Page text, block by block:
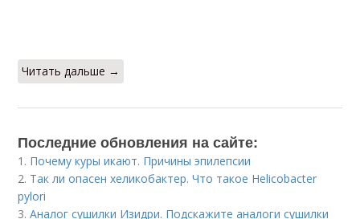
Читать дальше →
Последние обновления на сайте:
1. Почему куры икают. Причины эпилепсии
2. Так ли опасен хеликобактер. Что такое Helicobacter
pylori
3.Аналог сушилки Изидри. Подскажите аналоги сушилки